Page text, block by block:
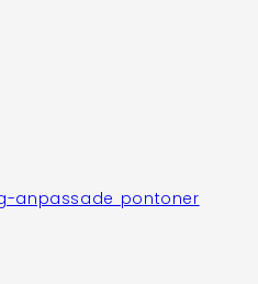
anpassade pontoner